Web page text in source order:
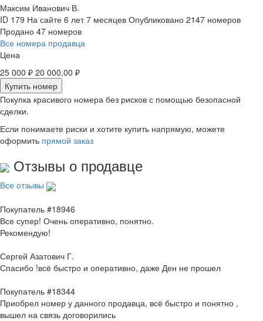
Максим Иванович В.
ID 179 На сайте 6 лет 7 месяцев Опубликовано 2147 номеров
Продано 47 номеров
Все номера продавца
Цена
25 000 ₽ 20 000,00 ₽
Купить номер
Покупка красивого номера без рисков с помощью безопасной
сделки.
Если понимаете риски и хотите купить напрямую, можете
оформить прямой заказ
Отзывы о продавце
Все отзывы
Покупатель #18946
Все супер! Очень оперативно, понятно.
Рекомендую!
Сергей Азатович Г.
Спасибо !всё быстро и оперативно, даже Ден не прошел
Покупатель #18344
Приобрел номер у данного продавца, всё быстро и понятно ,
вышел на связь договорились